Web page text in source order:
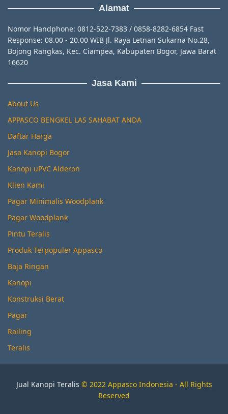
Alamat
Nomor Handphone: 0812-522-7383 / 0858-8282-6854 Fast
Response: 08.00 - 20.00 WIB Jl. Raya Letnan Sukarna No.28,
Bojong Rangkas, Kec. Ciampea, Kabupaten Bogor, Jawa Barat
16620
Jasa Kami
About Us
APPASCO BENGKEL LAS SAHABAT ANDA
Daftar Harga
Jasa Kanopi Bogor
Kanopi uPVC Alderon
Klien Kami
Pagar Minimalis Woodplank
Pagar Woodplank
Pintu Teralis
Produk Terpopuler Appasco
Baja Ringan
Kanopi
Konstruksi Berat
Pagar
Railing
Teralis
Jual Kanopi Teralis © 2022 Appasco Indonesia - All Rights
Reserved